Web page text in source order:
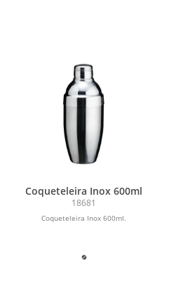
Coqueteleira Inox 600ml
18681
Coqueteleira Inox 600ml.